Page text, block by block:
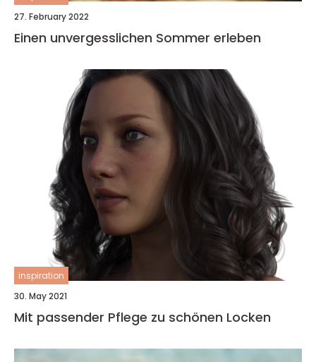
27. February 2022
Einen unvergesslichen Sommer erleben
inspiration
30. May 2021
Mit passender Pflege zu schönen Locken